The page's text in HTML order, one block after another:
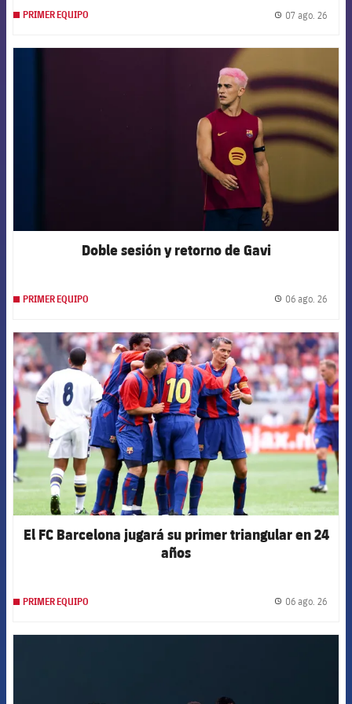
PRIMER EQUIPO 07 ago. 26
FCB Barcelona badge
Doble sesión y retorno de Gavi
PRIMER EQUIPO 06 ago. 26
FCB Barcelona badge
El FC Barcelona jugará su primer triangular en 24
años
PRIMER EQUIPO 06 ago. 26